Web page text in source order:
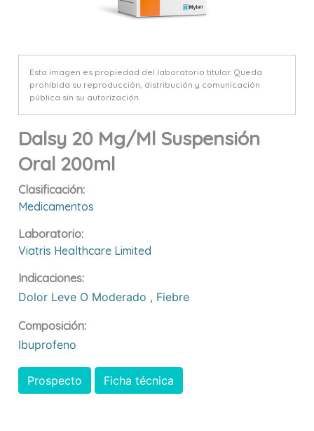
Esta imagen es propiedad del laboratorio titular. Queda
prohibida su reproducción, distribución y comunicación
pública sin su autorización.
Dalsy 20 Mg/ml Suspensión
Oral 200ml
Clasificación:
Medicamentos
Laboratorio:
Viatris Healthcare Limited
Indicaciones:
Dolor Leve O Moderado , Fiebre
Composición:
Ibuprofeno
Prospecto Ficha técnica